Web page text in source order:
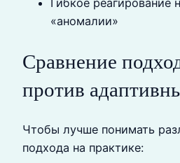
Гибкое реагирование
«аномалии»
Сравнение
против
Чтобы лучше понимать
подхода на практике: